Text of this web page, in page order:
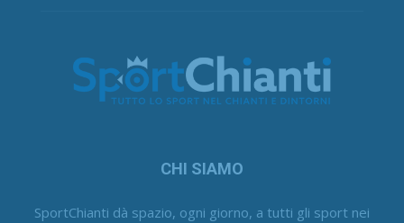
CHI SIAMO
SportChianti dà spazio, ogni giorno, a tutti gli sport nei